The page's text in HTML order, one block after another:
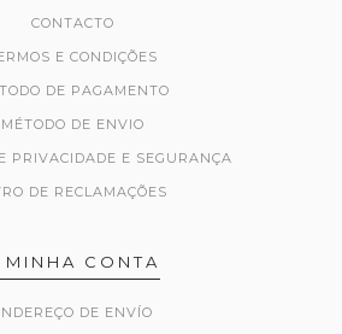
CONTACTO
E CONDIÇÕES
DE PAGAMENTO
MÉTODO DE ENVIO
PRIVACIDADE E SEGURANÇA
DE RECLAMAÇÕES
MINHA CONTA
DE ENVÍO